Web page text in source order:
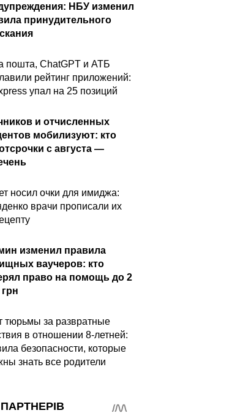
НБУ изменил
принудительного
пошта, ChatGPT и АТБ
рейтинг приложений:
упал на 25 позиций
и отчисленных
мобилизуют: кто
с августа —
носил очки для имиджа:
врачи прописали их
изменил правила
ваучеров: кто
право на помощь до 2
тюрьмы за развратные
в отношении 8-летней:
безопасности, которые
знать все родители